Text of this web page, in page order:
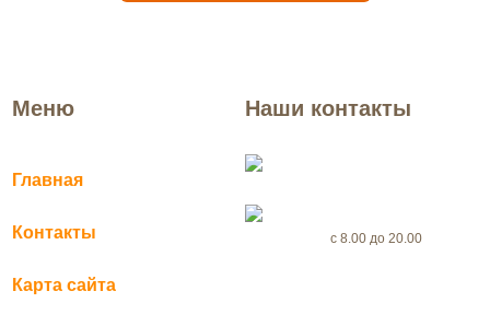
Меню
Главная
Контакты
Карта сайта
Наши контакты
с 8.00 до 20.00